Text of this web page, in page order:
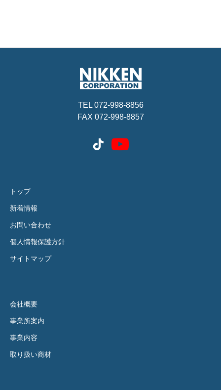
TEL 072-998-8856
FAX 072-998-8857
トップ
新着情報
お問い合わせ
個人情報保護方針
サイトマップ
会社概要
事業所案内
事業内容
取り扱い商材